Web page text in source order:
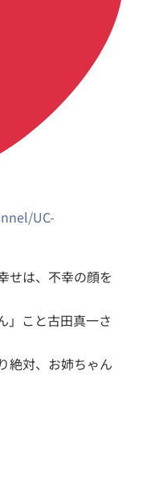
UC-
せは、不幸の顔を
」こと古田真一さ
絶対、お姉ちゃん